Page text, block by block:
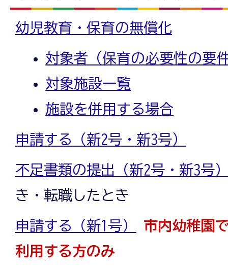
幼児教育・保育の無償化
対象者（保育の必要性の要
対象施設一覧
施設を併用する場合
申請する（新2号・新3号）
不足書類の提出（新2号・新3号
き・転職したとき
申請する（新1号）
市内幼稚園
利用する方のみ